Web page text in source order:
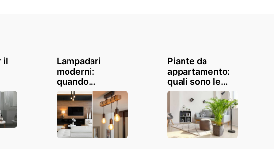
il
Lampadari
moderni:
quando
l'illuminazione
diventa design!
Ispiratevi
Piante da
appartamento:
quali sono le
migliori da
tenere in casa?